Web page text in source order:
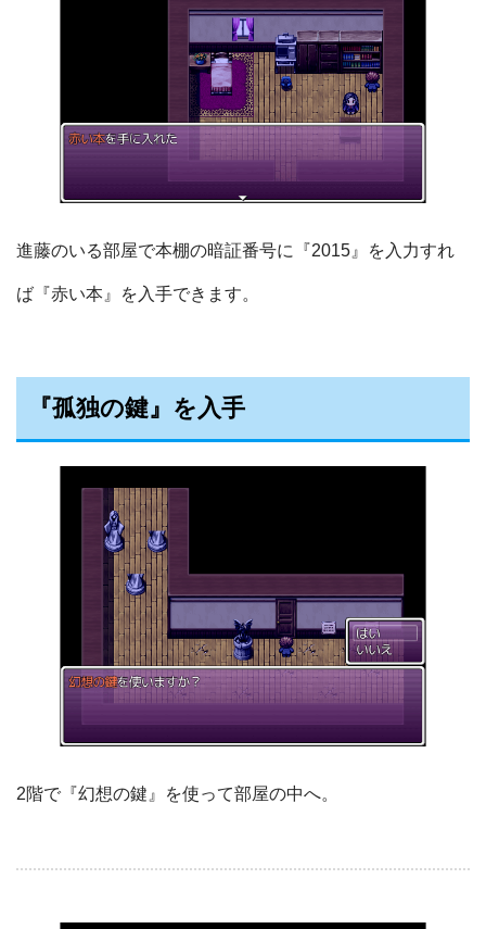
進藤のいる部屋で本棚の暗証番号に『2015』を入力すれ
ば『赤い本』を入手できます。
『孤独の鍵』を入手
2階で『幻想の鍵』を使って部屋の中へ。